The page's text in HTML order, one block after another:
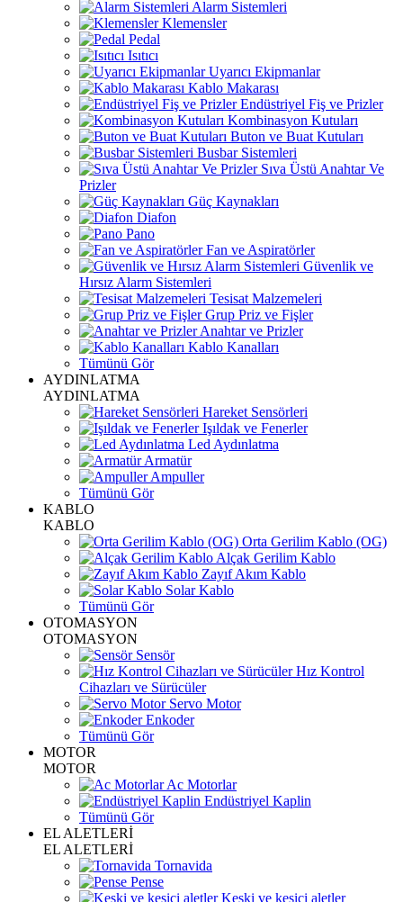
Alarm Sistemleri
Klemensler
Pedal
Isıtıcı
Uyarıcı Ekipmanlar
Kablo Makarası
Endüstriyel Fiş ve Prizler
Kombinasyon Kutuları
Buton ve Buat Kutuları
Busbar Sistemleri
Sıva Üstü Anahtar Ve
Prizler
Güç Kaynakları
Diafon
Pano
Fan ve Aspiratörler
Güvenlik ve
Hırsız Alarm Sistemleri
Tesisat Malzemeleri
Grup Priz ve Fişler
Anahtar ve Prizler
Kablo Kanalları
Tümünü Gör
AYDINLATMA
AYDINLATMA
Hareket Sensörleri
Işıldak ve Fenerler
Led Aydınlatma
Armatür
Ampuller
Tümünü Gör
KABLO
KABLO
Orta Gerilim Kablo (OG)
Alçak Gerilim Kablo
Zayıf Akım Kablo
Solar Kablo
Tümünü Gör
OTOMASYON
OTOMASYON
Sensör
Hız Kontrol
Cihazları ve Sürücüler
Servo Motor
Enkoder
Tümünü Gör
MOTOR
MOTOR
Ac Motorlar
Endüstriyel Kaplin
Tümünü Gör
EL ALETLERİ
EL ALETLERİ
Tornavida
Pense
Keski ve kesici aletler